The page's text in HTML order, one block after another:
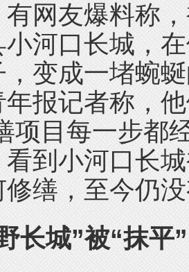
友爆料称，
河口长城，
变成一堵蜿
报记者称，
项目每一步都
到小河口长
缮，至今仍
长城”被“抹平”